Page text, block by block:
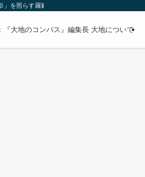
を照らす羅針盤。
『大地のコンパス』編集長 大地について